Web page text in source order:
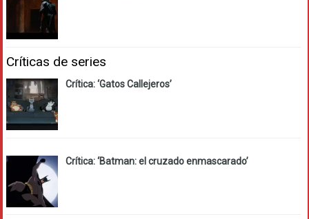
Críticas de series
Crítica: ‘Gatos Callejeros’
Crítica: ‘Batman: el cruzado enmascarado’